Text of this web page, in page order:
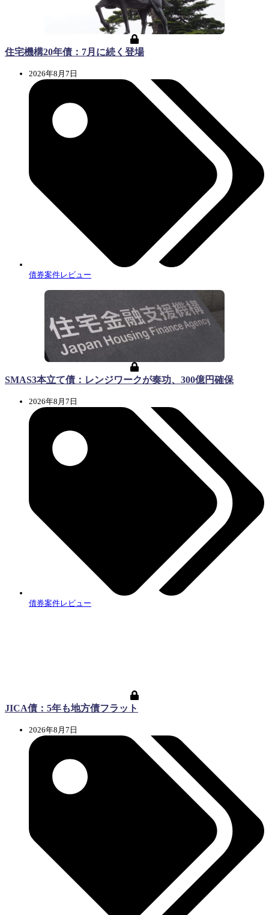
住宅機構20年債：7月に続く登場
2026年8月7日
債券案件レビュー
SMAS3本立て債：レンジワークが奏功、300億円確保
2026年8月7日
債券案件レビュー
JICA債：5年も地方債フラット
2026年8月7日